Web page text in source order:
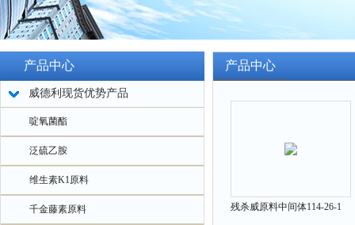
产品中心
威德利现货优势产品
啶氧菌酯
泛硫乙胺
维生素K1原料
千金藤素原料
产品中心
残杀威原料中间体114-26-1